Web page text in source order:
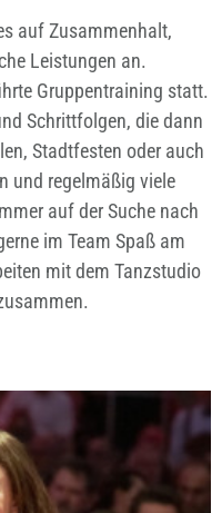
auf Zusammenhalt,
Leistungen an.
Gruppentraining statt.
Schrittfolgen, die dann
Stadtfesten oder auch
und regelmäßig viele
auf der Suche nach
im Team Spaß am
mit dem Tanzstudio